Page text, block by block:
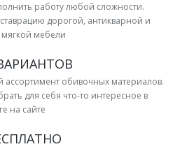
работу любой сложности.
дорогой, антикварной и
мебели
обивочных материалов.
для себя что-то интересное в
на сайте